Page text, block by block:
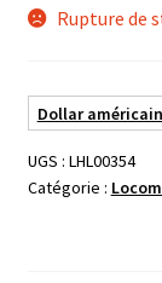
Rupture de
Dollar
UGS : LHL00354
Catégorie :